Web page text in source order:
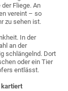
Fliege. An
vereint – so
zu sehen ist.
In der
an der
schlängelnd. Dort
oder ein Tier
entlässt.
kartiert